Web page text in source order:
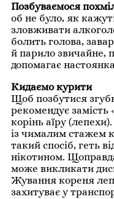
Позбуваємося
об не було, як
зловживати
болить голова,
й парило звичайне,
допомагає
Кидаємо курити
Щоб позбутися
рекомендує
корінь аїру
із чималим стажем
такий спосіб, геть
нікотином.
може викликати
Жування кореня
захитуває у